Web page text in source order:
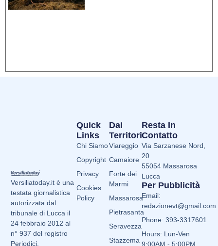
Versiliatoday.it è una
testata giornalistica
autorizzata dal
tribunale di Lucca il
24 febbraio 2012 al
n° 937 del registro
Periodici.
Dai
Territori
Viareggio
Camaiore
Forte dei
Marmi
Massarosa
Pietrasanta
Seravezza
Stazzema
Quick
Links
Chi Siamo
Copyright
Privacy
Cookies
Policy
Resta In
Contatto
Via Sarzanese Nord,
20
55054 Massarosa
Lucca
Per Pubblicità
Email:
redazionevt@gmail.com
Phone: 393-3317601
Hours: Lun-Ven
9:00AM - 5:00PM